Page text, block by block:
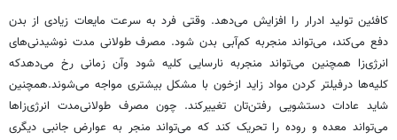
کافئین تولید ادرار را افزایش می‌دهد. وقتی فرد به سرعت مایعات زیادی از بدن
دفع می‌کند، می‌تواند منجربه کم‌آبی بدن شود. مصرف طولانی مدت نوشیدنی‌های
انرژی‌زا همچنین می‌تواند منجربه نارسایی کلیه شود وآن زمانی رخ می‌دهدکه
کلیه‌ها درفیلتر کردن مواد زاید ازخون با مشکل بیشتری مواجه می‌شوند.همچنین
شاید عادات دستشویی رفتن‌تان تغییرکند. چون مصرف طولانی‌مدت انرژی‌زاها
می‌تواند معده و روده را تحریک کند که می‌تواند منجر به عوارض جانبی دیگری